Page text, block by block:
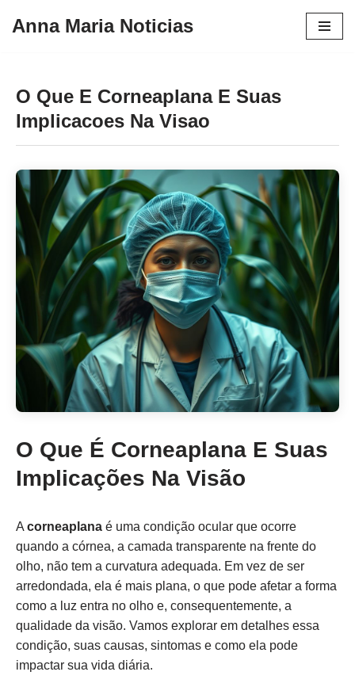
conteúdo
Anna Maria Noticias
O Que E Corneaplana E Suas
Implicacoes Na Visao
O Que É Corneaplana E Suas
Implicações Na Visão
A corneaplana é uma condição ocular que ocorre
quando a córnea, a camada transparente na frente do
olho, não tem a curvatura adequada. Em vez de ser
arredondada, ela é mais plana, o que pode afetar a forma
como a luz entra no olho e, consequentemente, a
qualidade da visão. Vamos explorar em detalhes essa
condição, suas causas, sintomas e como ela pode
impactar sua vida diária.